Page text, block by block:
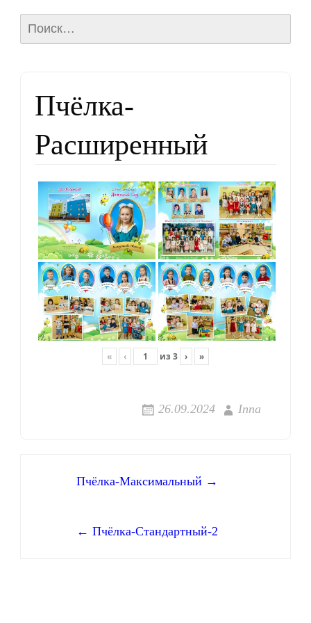
Найти:
Пчёлка-
Расширенный
« ‹ из 3 › »
26.09.2024 Inna
Навигация
Пчёлка-Максимальный →
← Пчёлка-Стандартный-2